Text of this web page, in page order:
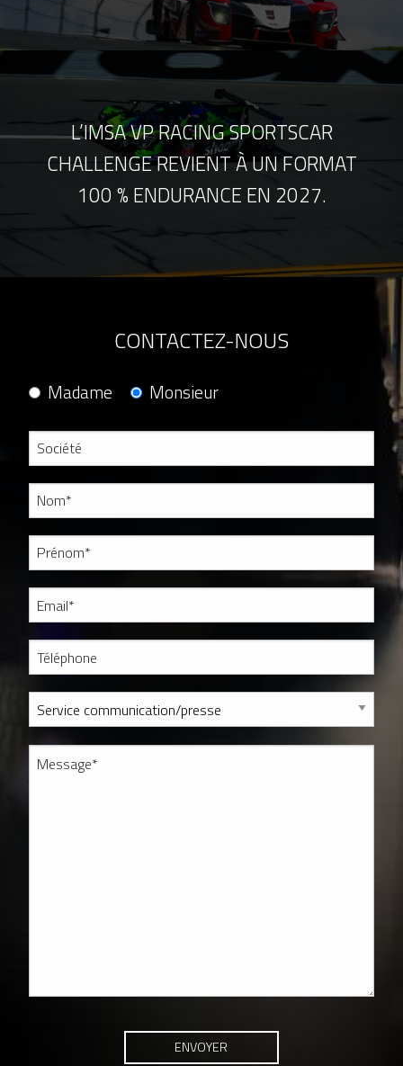
L’IMSA VP RACING SPORTSCAR
CHALLENGE REVIENT À UN FORMAT
100 % ENDURANCE EN 2027.
CONTACTEZ-NOUS
Madame Monsieur